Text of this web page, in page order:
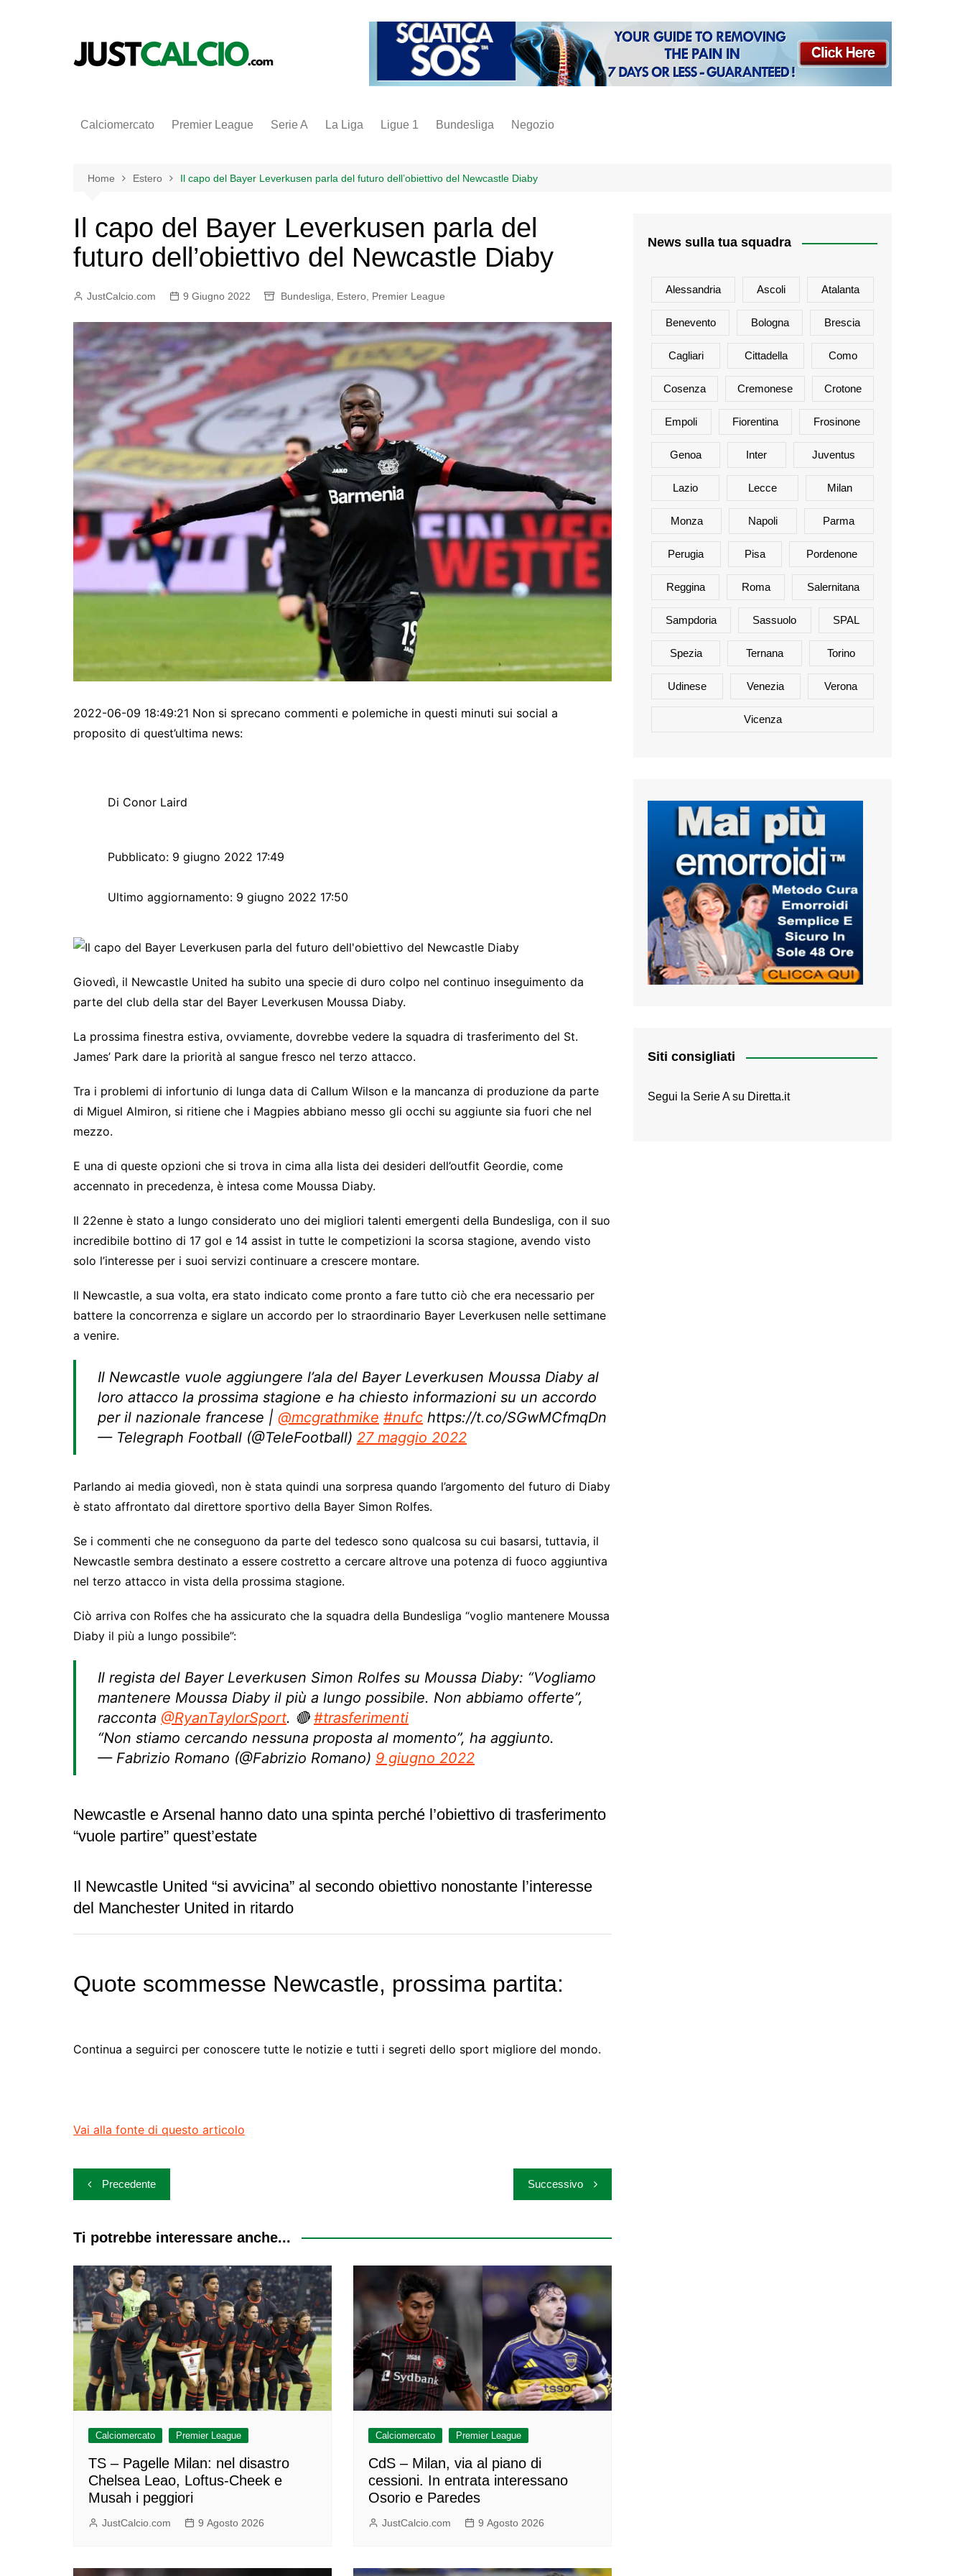
Calciomercato Premier League Serie A La Liga Ligue 1 Bundesliga Negozio
inter
napoli
vintage
fantacalcio
Home Estero Il capo del Bayer Leverkusen parla del futuro dell’obiettivo del Newcastle Diaby
Il capo del Bayer Leverkusen parla del
futuro dell’obiettivo del Newcastle Diaby
JustCalcio.com 9 Giugno 2022 Bundesliga Estero Premier League
2022-06-09 18:49:21 Non si sprecano commenti e polemiche in questi minuti sui social a
proposito di quest’ultima news:
Di Conor Laird
Pubblicato: 9 giugno 2022 17:49
Ultimo aggiornamento: 9 giugno 2022 17:50
Giovedì, il Newcastle United ha subito una specie di duro colpo nel continuo inseguimento da
parte del club della star del Bayer Leverkusen Moussa Diaby.
La prossima finestra estiva, ovviamente, dovrebbe vedere la squadra di trasferimento del St.
James’ Park dare la priorità al sangue fresco nel terzo attacco.
Tra i problemi di infortunio di lunga data di Callum Wilson e la mancanza di produzione da parte
di Miguel Almiron, si ritiene che i Magpies abbiano messo gli occhi su aggiunte sia fuori che nel
mezzo.
E una di queste opzioni che si trova in cima alla lista dei desideri dell’outfit Geordie, come
accennato in precedenza, è intesa come Moussa Diaby.
Il 22enne è stato a lungo considerato uno dei migliori talenti emergenti della Bundesliga, con il suo
incredibile bottino di 17 gol e 14 assist in tutte le competizioni la scorsa stagione, avendo visto
solo l’interesse per i suoi servizi continuare a crescere montare.
Il Newcastle, a sua volta, era stato indicato come pronto a fare tutto ciò che era necessario per
battere la concorrenza e siglare un accordo per lo straordinario Bayer Leverkusen nelle settimane
a venire.
Il Newcastle vuole aggiungere l’ala del Bayer Leverkusen Moussa Diaby al
loro attacco la prossima stagione e ha chiesto informazioni su un accordo
per il nazionale francese | @mcgrathmike #nufc https://t.co/SGwMCfmqDn
— Telegraph Football (@TeleFootball) 27 maggio 2022
Parlando ai media giovedì, non è stata quindi una sorpresa quando l’argomento del futuro di Diaby
è stato affrontato dal direttore sportivo della Bayer Simon Rolfes.
Se i commenti che ne conseguono da parte del tedesco sono qualcosa su cui basarsi, tuttavia, il
Newcastle sembra destinato a essere costretto a cercare altrove una potenza di fuoco aggiuntiva
nel terzo attacco in vista della prossima stagione.
Ciò arriva con Rolfes che ha assicurato che la squadra della Bundesliga “voglio mantenere Moussa
Diaby il più a lungo possibile”:
Il regista del Bayer Leverkusen Simon Rolfes su Moussa Diaby: “Vogliamo
mantenere Moussa Diaby il più a lungo possibile. Non abbiamo offerte”,
racconta @RyanTaylorSport. 🔴#trasferimenti
“Non stiamo cercando nessuna proposta al momento”, ha aggiunto.
— Fabrizio Romano (@Fabrizio Romano) 9 giugno 2022
Newcastle e Arsenal hanno dato una spinta perché l’obiettivo di trasferimento
“vuole partire” quest’estate
Il Newcastle United “si avvicina” al secondo obiettivo nonostante l’interesse
del Manchester United in ritardo
Quote scommesse Newcastle, prossima partita:
Continua a seguirci per conoscere tutte le notizie e tutti i segreti dello sport migliore del mondo.
Vai alla fonte di questo articolo
Navigazione
articoli
Precedente Successivo
Ti potrebbe interessare anche...
Calciomercato Premier League
TS – Pagelle Milan: nel disastro
Chelsea Leao, Loftus-Cheek e
Musah i peggiori
JustCalcio.com 9 Agosto 2026
Calciomercato Premier League
CdS – Milan, via al piano di
cessioni. In entrata interessano
Osorio e Paredes
JustCalcio.com 9 Agosto 2026
News sulla tua squadra
Alessandria Ascoli Atalanta
Benevento Bologna Brescia
Cagliari Cittadella Como
Cosenza Cremonese Crotone
Empoli Fiorentina Frosinone
Genoa Inter Juventus
Lazio Lecce Milan
Monza Napoli Parma
Perugia Pisa Pordenone
Reggina Roma Salernitana
Sampdoria Sassuolo SPAL
Spezia Ternana Torino
Udinese Venezia Verona
Vicenza
Siti consigliati
Segui la Serie A su Diretta.it